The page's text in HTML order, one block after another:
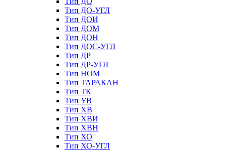
Тип ДО-УГЛ
Тип ДОИ
Тип ДОМ
Тип ДОН
Тип ДОС-УГЛ
Тип ДР
Тип ДР-УГЛ
Тип НОМ
Тип ТАРАКАН
Тип ТК
Тип УВ
Тип ХВ
Тип ХВИ
Тип ХВН
Тип ХО
Тип ХО-УГЛ